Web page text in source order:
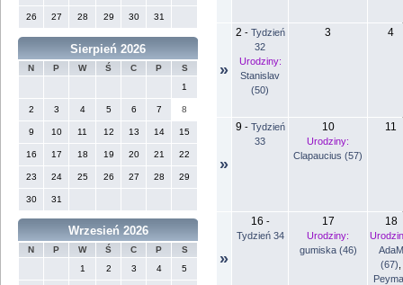
26 27 28 29 30 31
Sierpień 2026
N P W Ś C P
S
1
2 3 4 5 6 7 8
9 10 11 12 13 14 15
16 17 18 19 20 21 22
23 24 25 26 27 28 29
30 31
Wrzesień 2026
N P W Ś C P
S
1
2 3 4 5
»
2 - Tydzień
32
Urodziny:
Stanislav
(50)
3 4
»
9 - Tydzień
33
10
Urodziny:
Clapaucius (57)
11
»
16 -
Tydzień 34
17
Urodziny:
gumiska (46)
18
AdaM
(67)